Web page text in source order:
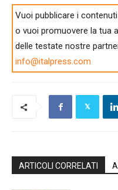
Vuoi pubblicare i
o vuoi promuovere la tua
delle testate nostre
info@italpress.com
ARTICOLI CORRELATI